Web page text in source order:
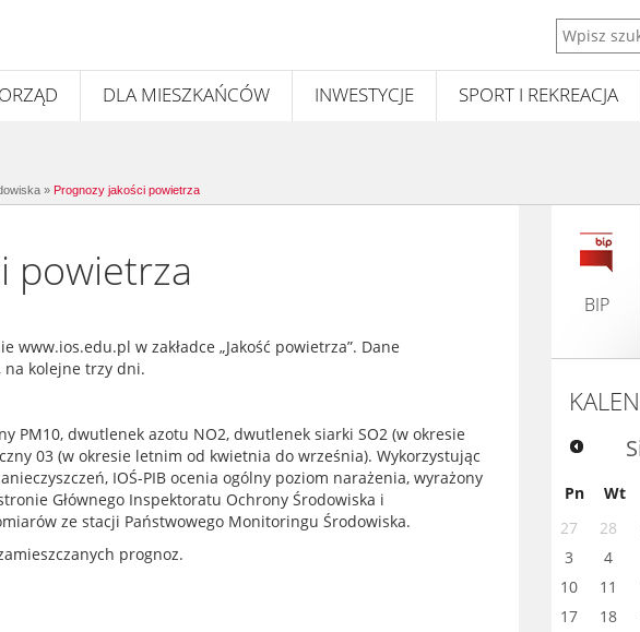
Wpisz
szukane
wyrażenie
DLA MIESZKAŃCÓW INWESTYCJE SPORT I REKREACJA
» Prognozy jakości powietrza
powietrza
www.ios.edu.pl w zakładce „Jakość powietrza”. Dane
kolejne trzy dni.
PM10, dwutlenek azotu NO2, dwutlenek siarki SO2 (w okresie
03 (w okresie letnim od kwietnia do września). Wykorzystując
IOŚ-PIB ocenia ogólny poziom narażenia, wyrażony
Głównego Inspektoratu Ochrony Środowiska i
ze stacji Państwowego Monitoringu Środowiska.
prognoz.
BIP
Pn Wt
27
28
3
4
10
11
17
18